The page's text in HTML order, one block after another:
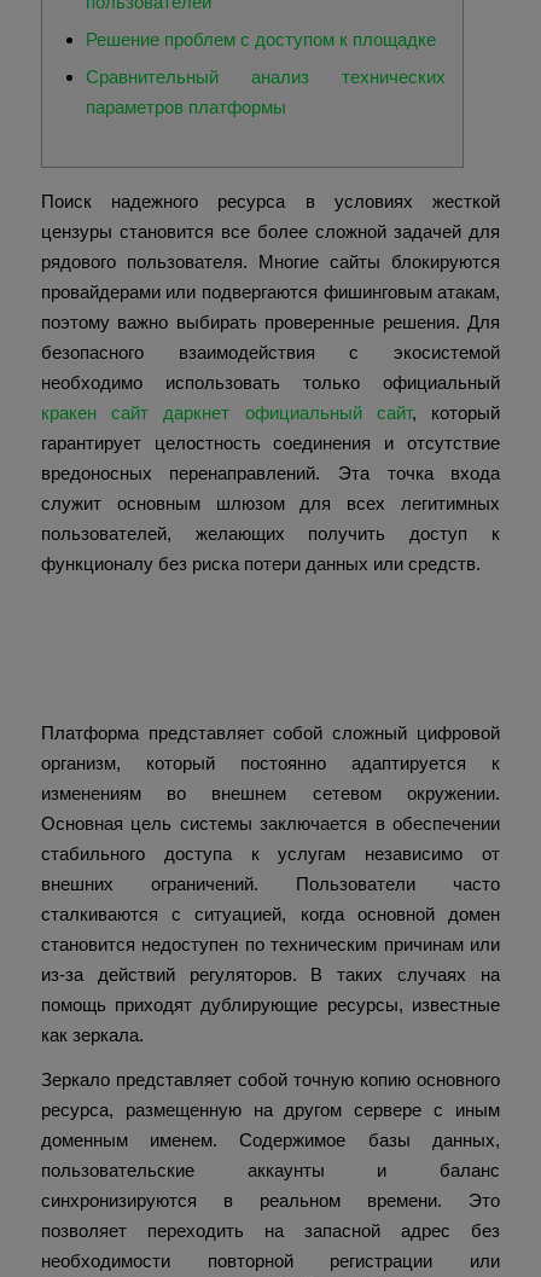
Решение проблем с доступом к площадке
Сравнительный анализ технических
параметров платформы
Поиск надежного ресурса в условиях жесткой
цензуры становится все более сложной задачей для
рядового пользователя. Многие сайты блокируются
провайдерами или подвергаются фишинговым атакам,
поэтому важно выбирать проверенные решения. Для
безопасного взаимодействия с экосистемой
необходимо использовать только официальный
кракен сайт даркнет официальный сайт, который
гарантирует целостность соединения и отсутствие
вредоносных перенаправлений. Эта точка входа
служит основным шлюзом для всех легитимных
пользователей, желающих получить доступ к
функционалу без риска потери данных или средств.
Платформа представляет собой сложный цифровой
организм, который постоянно адаптируется к
изменениям во внешнем сетевом окружении.
Основная цель системы заключается в обеспечении
стабильного доступа к услугам независимо от
внешних ограничений. Пользователи часто
сталкиваются с ситуацией, когда основной домен
становится недоступен по техническим причинам или
из-за действий регуляторов. В таких случаях на
помощь приходят дублирующие ресурсы, известные
как зеркала.
Зеркало представляет собой точную копию основного
ресурса, размещенную на другом сервере с иным
доменным именем. Содержимое базы данных,
пользовательские аккаунты и баланс
синхронизируются в реальном времени. Это
позволяет переходить на запасной адрес без
необходимости повторной регистрации или